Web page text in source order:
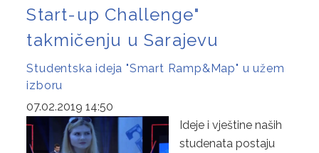
Start-up Challenge"
takmičenju u Sarajevu
Studentska ideja "Smart Ramp&Map" u užem
izboru
07.02.2019 14:50
Ideje i vještine naših
studenata postaju